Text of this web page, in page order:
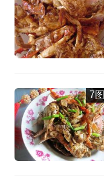
7图